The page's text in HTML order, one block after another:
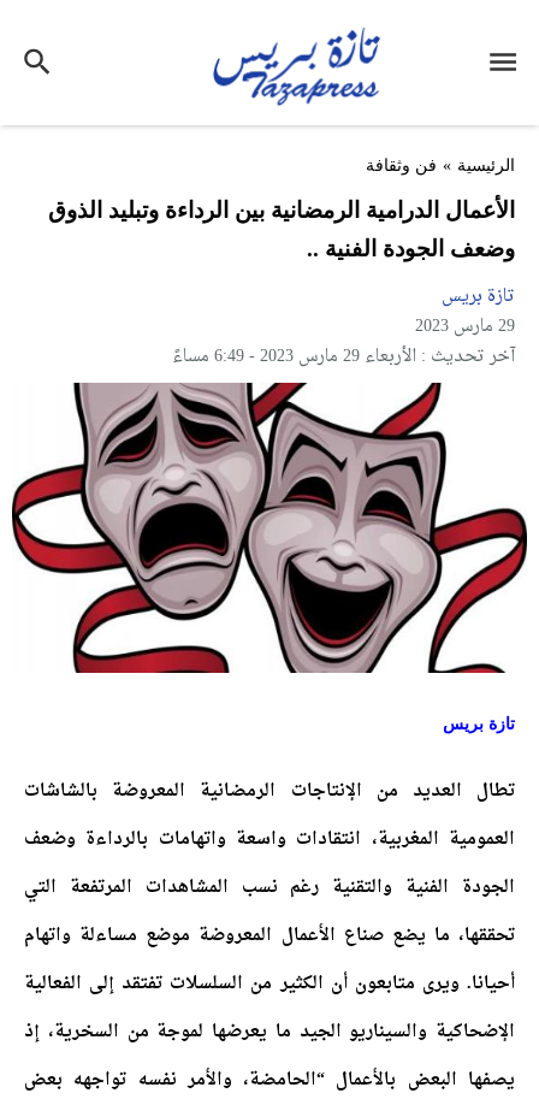
الرئيسية » فن وثقافة
الأعمال الدرامية الرمضانية بين الرداءة وتبليد الذوق
وضعف الجودة الفنية ..
تازة بريس
29 مارس 2023
آخر تحديث : الأربعاء 29 مارس 2023 - 6:49 مساءً
تازة بريس
تطال العديد من الإنتاجات الرمضانية المعروضة بالشاشات
العمومية المغربية، انتقادات واسعة واتهامات بالرداءة وضعف
الجودة الفنية والتقنية رغم نسب المشاهدات المرتفعة التي
تحققها، ما يضع صناع الأعمال المعروضة موضع مساءلة واتهام
أحيانا. ويرى متابعون أن الكثير من السلسلات تفتقد إلى الفعالية
الإضحاكية والسيناريو الجيد ما يعرضها لموجة من السخرية، إذ
يصفها البعض بالأعمال “الحامضة، والأمر نفسه تواجهه بعض